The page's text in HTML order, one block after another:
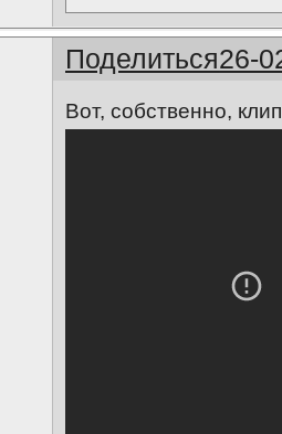
Поделиться26-
Вот, собственно,